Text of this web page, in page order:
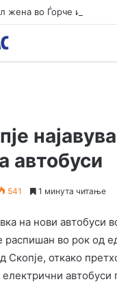
автобуси
541 1 минута читање
на нови автобуси
распишан во рок од
Скопје, откако
електрични автобуси